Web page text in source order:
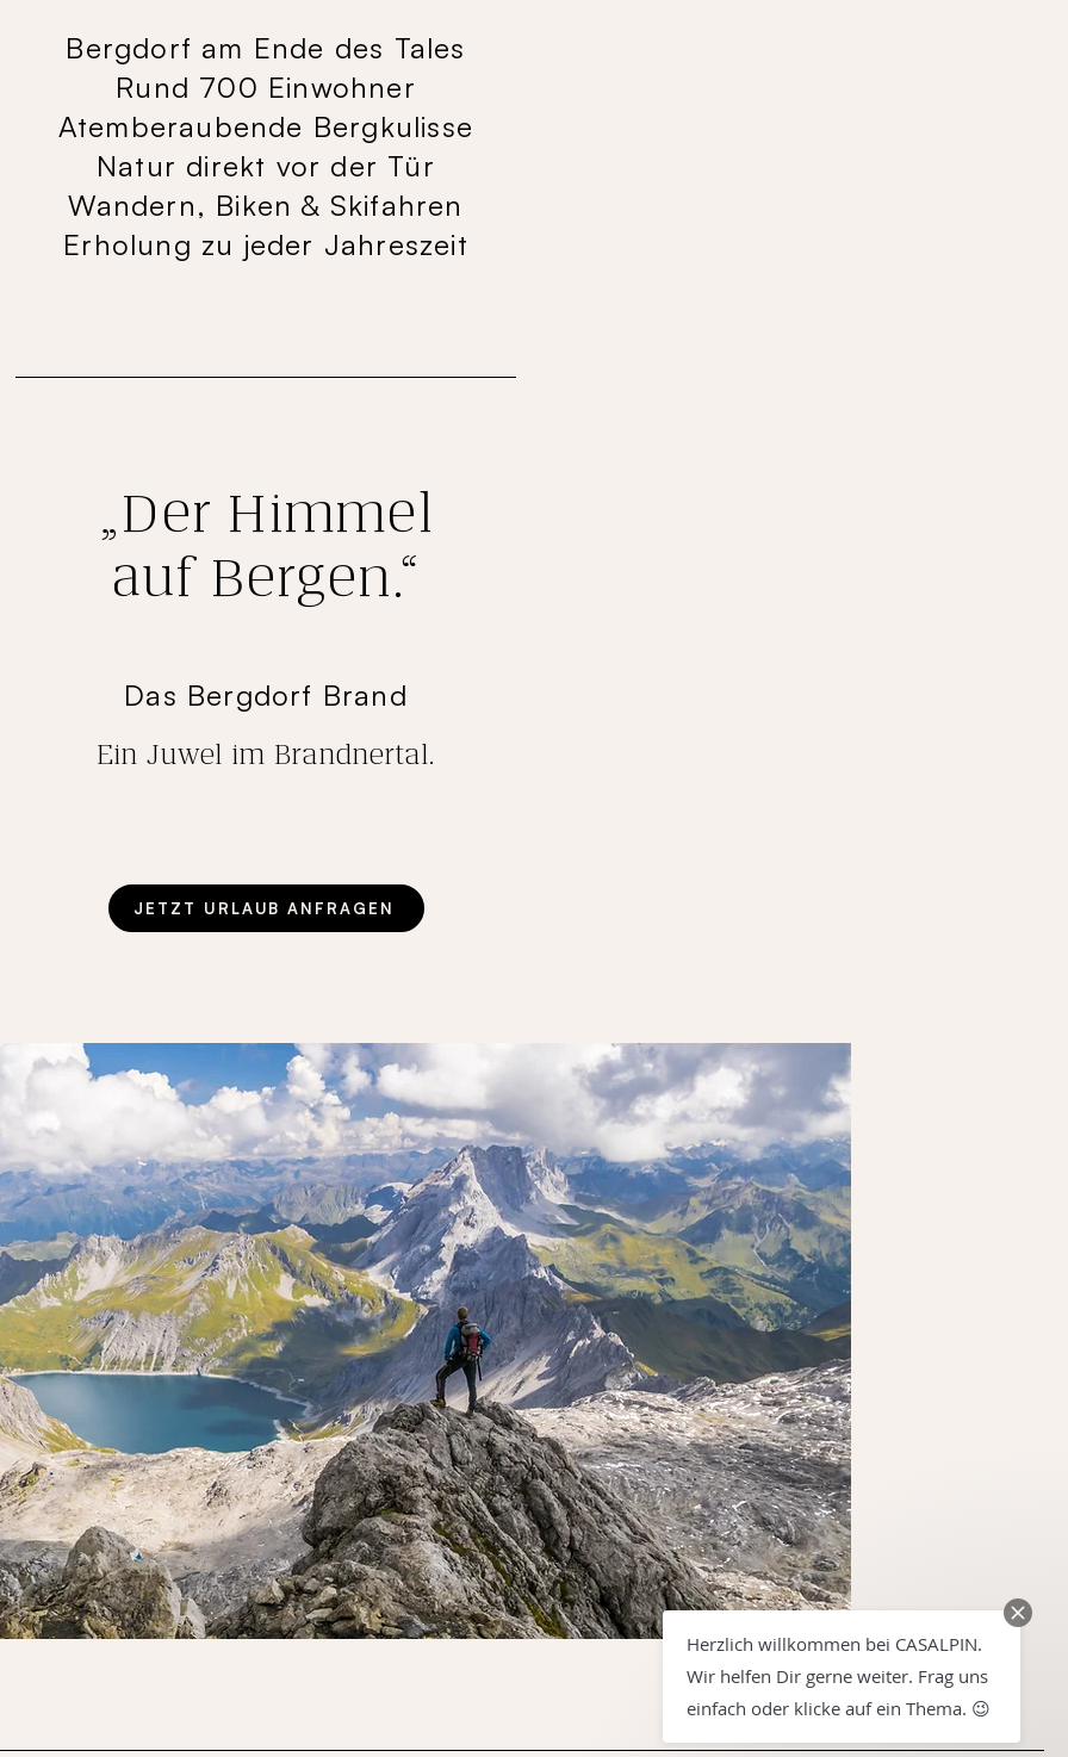
Bergdorf am Ende des Tales
Rund 700 Einwohner
Atemberaubende Bergkulisse
Natur direkt vor der Tür
Wandern, Biken & Skifahren
Erholung zu jeder Jahreszeit
„Der Himmel
auf Bergen.“
Das Bergdorf Brand
Ein Juwel im Brandnertal.
JETZT URLAUB ANFRAGEN
Herzlich willkommen bei CASALPIN.
Wir helfen Dir gerne weiter. Frag uns
einfach oder klicke auf ein Thema. 😉